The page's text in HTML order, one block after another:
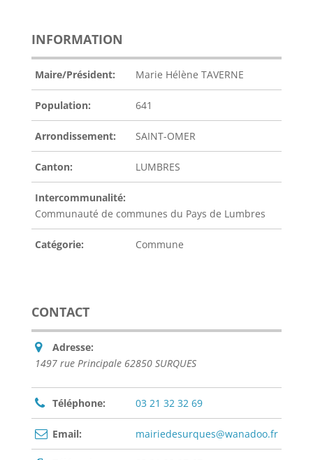
INFORMATION
Maire/Président: Marie Hélène TAVERNE
Population: 641
Arrondissement: SAINT-OMER
Canton: LUMBRES
Intercommunalité:
Communauté de communes du Pays de Lumbres
Catégorie: Commune
CONTACT
Adresse:
1497 rue Principale 62850 SURQUES
Téléphone: 03 21 32 32 69
Email: mairiedesurques@wanadoo.fr